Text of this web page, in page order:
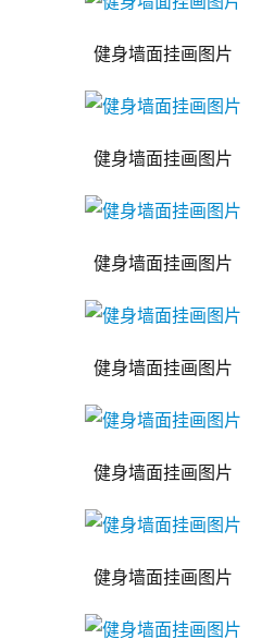
健身墙面挂画图片
健身墙面挂画图片
健身墙面挂画图片
健身墙面挂画图片
健身墙面挂画图片
健身墙面挂画图片